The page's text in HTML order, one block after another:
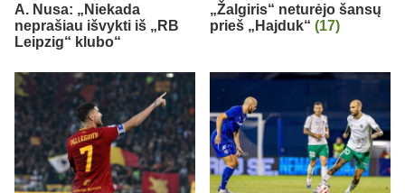
A. Nusa: „Niekada
neprašiau išvykti iš „RB
Leipzig“ klubo“
„Žalgiris“ neturėjo šansų
prieš „Hajduk“ (17)